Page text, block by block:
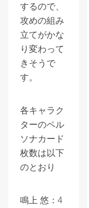
するので、
攻めの組み
立てがかな
り変わって
きそうで
す。
各キャラク
ターのペル
ソナカード
枚数は以下
のとおり
鳴上 悠：4